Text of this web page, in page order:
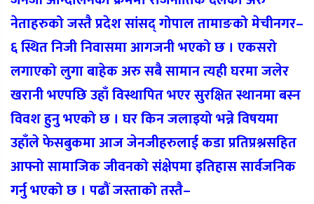
नेताहरुको जस्तै प्रदेश सांसद् गोपाल तामाङको मेचीनगर–
६ स्थित निजी निवासमा आगजनी भएको छ । एकसरो
लगाएको लुगा बाहेक अरु सबै सामान त्यही घरमा जलेर
खरानी भएपछि उहाँ विस्थापित भएर सुरक्षित स्थानमा बस्न
विवश हुनु भएको छ । घर किन जलाइयो भन्ने विषयमा
उहाँले फेसबुकमा आज जेनजीहरुलाई कडा प्रतिप्रश्नसहित
आफ्नो सामाजिक जीवनको संक्षेपमा इतिहास सार्वजनिक
गर्नु भएको छ । पढौं जस्ताको तस्तै–